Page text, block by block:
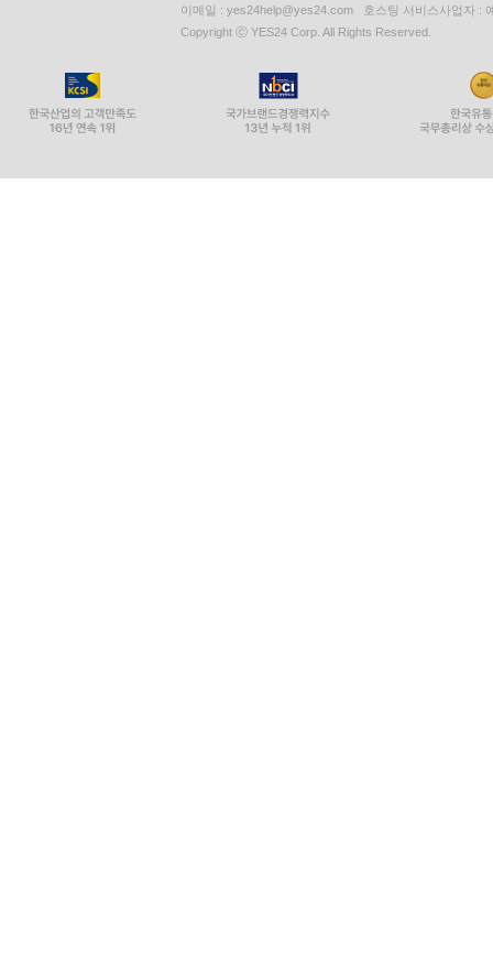
이메일 : yes24help@yes24.com 호스팅 서비스사업자 :
Copyright ⓒ YES24 Corp. All Rights Reserved.